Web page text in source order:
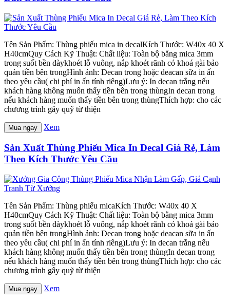
Tên Sản Phẩm: Thùng phiếu mica in decalKích Thước: W40x 40 X
H40cmQuy Cách Kỹ Thuật: Chất liệu: Toàn bộ bằng mica 3mm
trong suốt bền dàykhoét lỗ vuông, nắp khoét rãnh có khoá gài bảo
quản tiền bên trongHình ảnh: Decan trong hoặc deacan sữa in ấn
theo yêu cầu( chi phí in ấn tính riêng)Lưu ý: In decan trắng nếu
khách hàng không muốn thấy tiền bên trong thùngIn decan trong
nếu khách hàng muốn thấy tiền bên trong thùngThích hợp: cho các
chương trình gây quỹ từ thiện
Mua ngay Xem
Sản Xuất Thùng Phiếu Mica In Decal Giá Rẻ, Làm
Theo Kích Thước Yêu Cầu
Tên Sản Phẩm: Thùng phiếu micaKích Thước: W40x 40 X
H40cmQuy Cách Kỹ Thuật: Chất liệu: Toàn bộ bằng mica 3mm
trong suốt bền dàykhoét lỗ vuông, nắp khoét rãnh có khoá gài bảo
quản tiền bên trongHình ảnh: Decan trong hoặc deacan sữa in ấn
theo yêu cầu( chi phí in ấn tính riêng)Lưu ý: In decan trắng nếu
khách hàng không muốn thấy tiền bên trong thùngIn decan trong
nếu khách hàng muốn thấy tiền bên trong thùngThích hợp: cho các
chương trình gây quỹ từ thiện
Mua ngay Xem